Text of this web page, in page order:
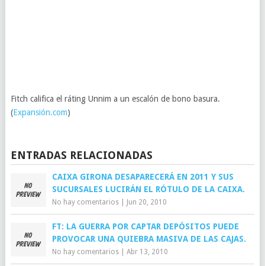
Fitch califica el ráting Unnim a un escalón de bono basura.
(Expansión.com)
ENTRADAS RELACIONADAS
CAIXA GIRONA DESAPARECERÁ EN 2011 Y SUS
SUCURSALES LUCIRÁN EL RÓTULO DE LA CAIXA.
No hay comentarios| Jun 20, 2010
FT: LA GUERRA POR CAPTAR DEPÓSITOS PUEDE
PROVOCAR UNA QUIEBRA MASIVA DE LAS CAJAS.
No hay comentarios| Abr 13, 2010